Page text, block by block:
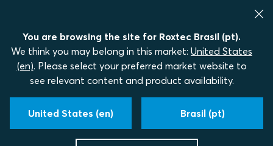
You are browsing the site for Roxtec Brasil (pt).
We think you may belong in this market: United States
(en). Please select your preferred market website to
see relevant content and product availability.
United States (en) Brasil (pt)